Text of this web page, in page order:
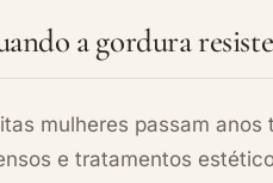
a gordura
mulheres passam
e tratamentos